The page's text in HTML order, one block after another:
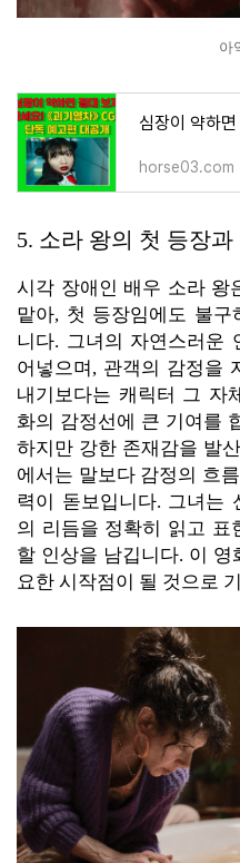
아
horse03.com
5. 소라 왕의 첫 등장과
시각 장애인 배우 소라 왕
맡아, 첫 등장임에도 불
니다. 그녀의 자연스러운
어넣으며, 관객의 감정을
내기보다는 캐릭터 그 자
화의 감정선에 큰 기여를
하지만 강한 존재감을 발
에서는 말보다 감정의 흐
력이 돋보입니다. 그녀는
의 리듬을 정확히 읽고 표
할 인상을 남깁니다. 이
요한 시작점이 될 것으로